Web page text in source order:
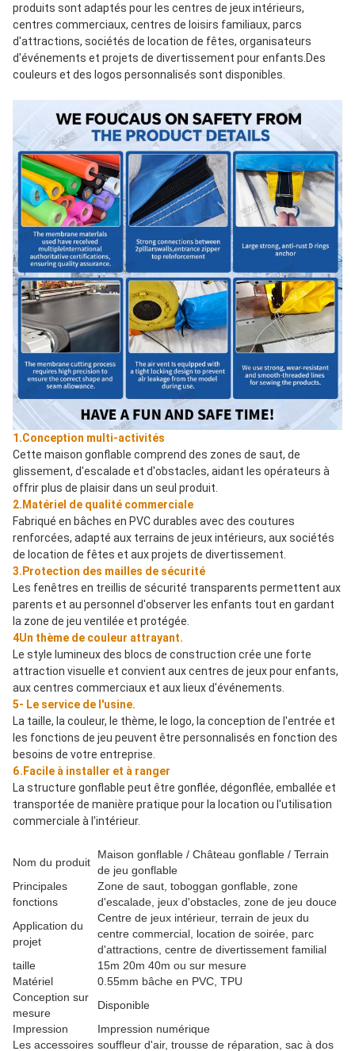
produits sont adaptés pour les centres de jeux intérieurs,
centres commerciaux, centres de loisirs familiaux, parcs
d'attractions, sociétés de location de fêtes, organisateurs
d'événements et projets de divertissement pour enfants.Des
couleurs et des logos personnalisés sont disponibles.
1.Conception multi-activités
Cette maison gonflable comprend des zones de saut, de
glissement, d'escalade et d'obstacles, aidant les opérateurs à
offrir plus de plaisir dans un seul produit.
2.Matériel de qualité commerciale
Fabriqué en bâches en PVC durables avec des coutures
renforcées, adapté aux terrains de jeux intérieurs, aux sociétés
de location de fêtes et aux projets de divertissement.
3.Protection des mailles de sécurité
Les fenêtres en treillis de sécurité transparents permettent aux
parents et au personnel d'observer les enfants tout en gardant
la zone de jeu ventilée et protégée.
4Un thème de couleur attrayant.
Le style lumineux des blocs de construction crée une forte
attraction visuelle et convient aux centres de jeux pour enfants,
aux centres commerciaux et aux lieux d'événements.
5- Le service de l'usine.
La taille, la couleur, le thème, le logo, la conception de l'entrée et
les fonctions de jeu peuvent être personnalisés en fonction des
besoins de votre entreprise.
6.Facile à installer et à ranger
La structure gonflable peut être gonflée, dégonflée, emballée et
transportée de manière pratique pour la location ou l'utilisation
commerciale à l'intérieur.
Nom du produit
Maison gonflable / Château gonflable / Terrain
de jeu gonflable
Principales
fonctions
Zone de saut, toboggan gonflable, zone
d'escalade, jeux d'obstacles, zone de jeu douce
Application du
projet
Centre de jeux intérieur, terrain de jeux du
centre commercial, location de soirée, parc
d'attractions, centre de divertissement familial
taille
15m 20m 40m ou sur mesure
Matériel
0.55mm bâche en PVC, TPU
Conception sur
mesure
Disponible
Impression
Impression numérique
Les accessoires souffleur d'air, trousse de réparation, sac à dos